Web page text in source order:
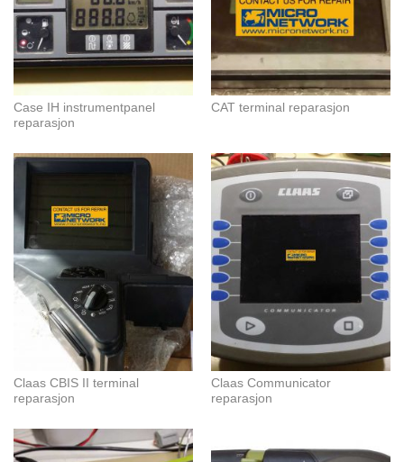
Case IH instrumentpanel
reparasjon
CAT terminal reparasjon
Claas CBIS II terminal
reparasjon
Claas Communicator
reparasjon